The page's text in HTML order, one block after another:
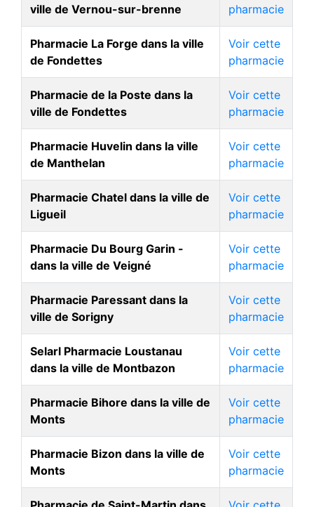
ville de Vernou-sur-brenne
pharmacie
Pharmacie La Forge dans la ville
de Fondettes
Voir cette
pharmacie
Pharmacie de la Poste dans la
ville de Fondettes
Voir cette
pharmacie
Pharmacie Huvelin dans la ville
de Manthelan
Voir cette
pharmacie
Pharmacie Chatel dans la ville de
Ligueil
Voir cette
pharmacie
Pharmacie Du Bourg Garin -
dans la ville de Veigné
Voir cette
pharmacie
Pharmacie Paressant dans la
ville de Sorigny
Voir cette
pharmacie
Selarl Pharmacie Loustanau
dans la ville de Montbazon
Voir cette
pharmacie
Pharmacie Bihore dans la ville de
Monts
Voir cette
pharmacie
Pharmacie Bizon dans la ville de
Monts
Voir cette
pharmacie